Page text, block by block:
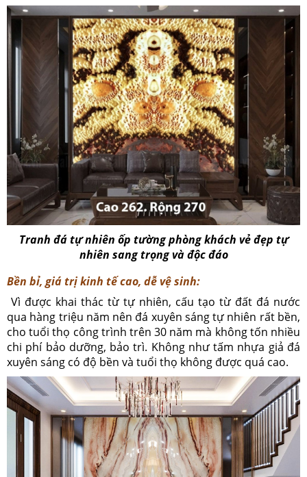
Tranh đá tự nhiên ốp tường phòng khách vẻ đẹp tự
nhiên sang trọng và độc đáo
Bền bỉ, giá trị kinh tế cao, dễ vệ sinh:
Vì được khai thác từ tự nhiên, cấu tạo từ đất đá nước
qua hàng triệu năm nên đá xuyên sáng tự nhiên rất bền,
cho tuổi thọ công trình trên 30 năm mà không tốn nhiều
chi phí bảo dưỡng, bảo trì. Không như tấm nhựa giả đá
xuyên sáng có độ bền và tuổi thọ không được quá cao.